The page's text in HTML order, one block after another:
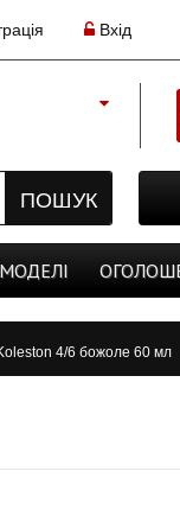
Вхід
ПОШУК
МОДЕЛІ
4/6 божоле 60 мл